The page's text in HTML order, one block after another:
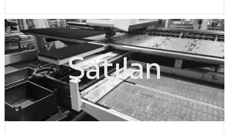
Satılan